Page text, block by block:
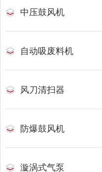
中压鼓风机
自动吸废料机
风刀清扫器
防爆鼓风机
漩涡式气泵